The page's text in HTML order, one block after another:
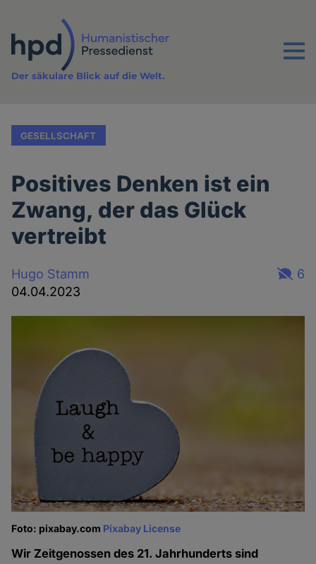
Inhalt
Menu
Der säkulare Blick auf die Welt.
GESELLSCHAFT
Positives Denken ist ein
Zwang, der das Glück
vertreibt
Hugo Stamm
04.04.2023
6
Foto: pixabay.com Pixabay License
Wir Zeitgenossen des 21. Jahrhunderts sind